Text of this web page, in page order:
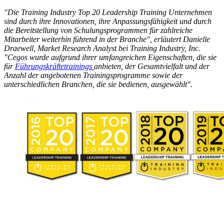
"Die Training Industry Top 20 Leadership Training Unternehmen
sind durch ihre Innovationen, ihre Anpassungsfähigkeit und durch
die Bereitstellung von Schulungsprogrammen für zahlreiche
Mitarbeiter weiterhin führend in der Branche", erläutert Danielle
Draewell, Market Research Analyst bei Training Industry, Inc.
"Cegos wurde aufgrund ihrer umfangreichen Eigenschaften, die sie
für Führungskräftetrainings anbieten, der Gesamtvielfalt und der
Anzahl der angebotenen Trainingsprogramme sowie der
unterschiedlichen Branchen, die sie bedienen, ausgewählt".